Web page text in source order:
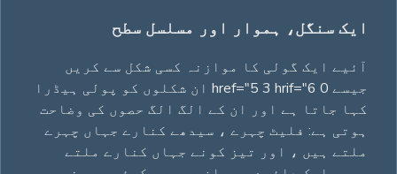
ایک سنگل، ہموار اور مسلسل سطح
آئیے ایک گولی کا موازنہ کسی شکل سے کریں
جیسے 0 href="5 3 hrif="6 ان شکلوں کو پولی ہیڈرا
کہا جاتا ہے اور ان کے الگ الگ حصوں کی وضاحت
ہوتی ہے: فلیٹ چہرے ، سیدھے کنارے جہاں چہرے
ملتے ہیں ، اور تیز کونے جہاں کنارے ملتے